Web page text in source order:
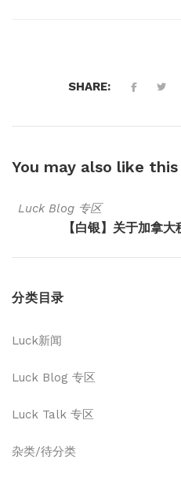
SHARE:
You may also like this
Luck Blog 专区
【白银】关于加拿
分类目录
Luck新闻
Luck Blog 专区
Luck Talk 专区
杂类/待分类